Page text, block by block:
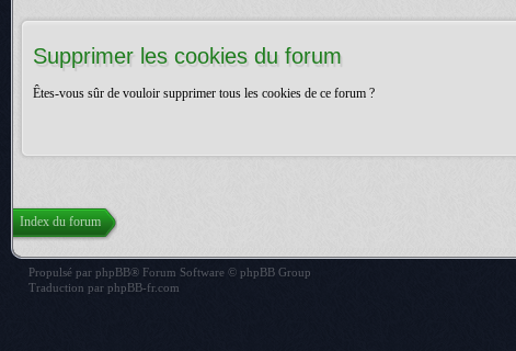
Supprimer les cookies du forum
Êtes-vous sûr de vouloir supprimer tous les cookies de ce forum ?
Index du forum
Propulsé par phpBB® Forum Software © phpBB Group
Traduction par phpBB-fr.com